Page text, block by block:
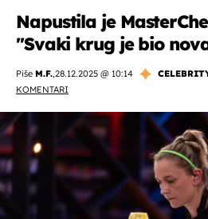
Napustila je
''Svaki krug je bio
Piše M.F.,28.12.2025 @ 10:14
KOMENTARI
OMOGUĆI